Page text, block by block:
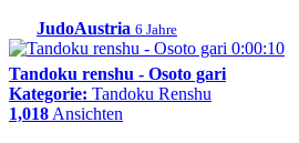
JudoAustria 6 Jahre
0:00:10
Tandoku renshu - Osoto gari
Kategorie: Tandoku Renshu
1,018Ansichten